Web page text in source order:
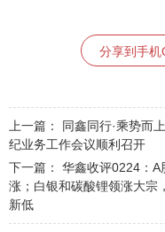
分享到手机
上一篇： 同鑫同行·乘势而
纪业务工作会议顺利召开
下一篇： 华鑫收评0224：A
涨；白银和碳酸锂领涨大宗
新低